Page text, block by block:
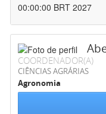
00:00:00 BRT 2027
COORDENADOR(A)
CIÊNCIAS AGRÁRIAS
Agronomia